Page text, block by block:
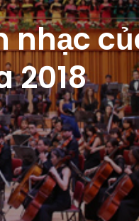
2018